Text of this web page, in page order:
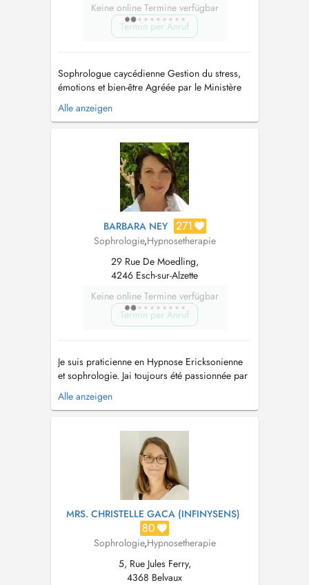
Keine online Termine verfügbar
Termin per Anruf
Sophrologue caycédienne Gestion du stress,
émotions et bien-être Agréée par le Ministère
de lÉducation nationale, de lEnfance et de la
Jeunesse (SFA/AGRF/2026/70) Je vous
calme, équilibre et confiance au quotidien. La
sophrologie vous aide à : - ...
Alle anzeigen
BARBARA NEY 271
Sophrologie,Hypnosetherapie
29 Rue De Moedling,
4246 Esch-sur-Alzette
Keine online Termine verfügbar
Termin per Anruf
Je suis praticienne en Hypnose Ericksonienne
et sophrologie. Jai toujours été passionnée par
l'être humain, son fonctionnement, les relations
interpersonnelles. Ce que j'ai appris de mes
et surtout que nous avons toutes les ressources
Alle anzeigen
MRS. CHRISTELLE GACA (INFINYSENS)
80
Sophrologie,Hypnosetherapie
5, Rue Jules Ferry,
4368 Belvaux